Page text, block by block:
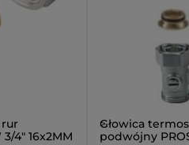
4" 16x2MM
>
Głowica
podwójny